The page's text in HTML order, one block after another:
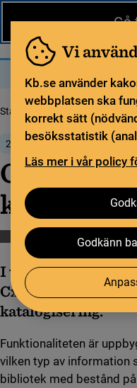
Gå
Vi
Kb.se använder
webbplatsen ska
korrekt sätt
besöksstatistik
Läs mer i vår policy
Godkänn
Startsida Nytt från KB CXZ i
20 februari 2024
CXZ i
Katalogisering Libris
I version 1.34
Cxz-meddelanden
katalogisering.
Funktionaliteten är
vilken typ av information
bibliotek med bestånd